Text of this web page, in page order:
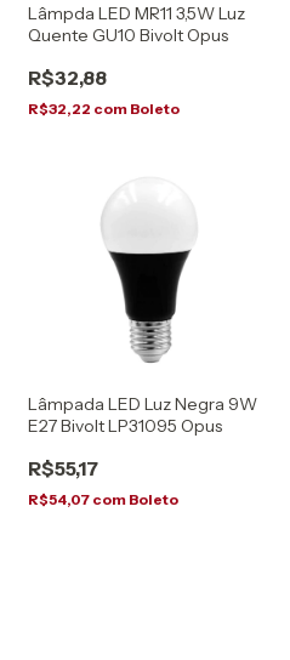
Lâmpda LED MR11 3,5W Luz
Quente GU10 Bivolt Opus
R$32,88
R$32,22 com Boleto
Lâmpada LED Luz Negra 9W
E27 Bivolt LP31095 Opus
R$55,17
R$54,07 com Boleto